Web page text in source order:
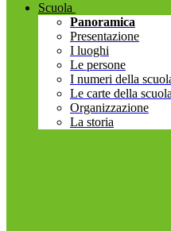
Scuola
Panoramica
Presentazione
I luoghi
Le persone
I numeri della
Le carte della scuola
Organizzazione
La storia